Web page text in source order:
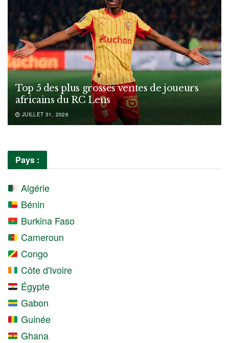
Top 5 des plus grosses ventes de joueurs
africains du RC Lens
JUILLET 31, 2026
Pays :
Algérie
Bénin
Burkina Faso
Cameroun
Congo
Côte d'Ivoire
Égypte
Gabon
Guinée
Ghana